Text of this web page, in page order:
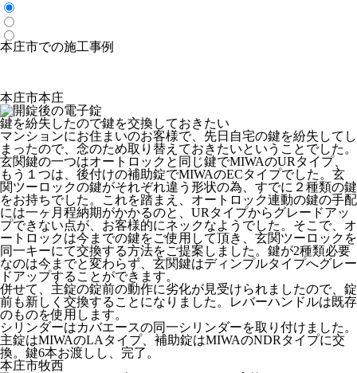
本庄市での施工事例
本庄市本庄
鍵を紛失したので鍵を交換しておきたい
マンションにお住まいのお客様で、先日自宅の鍵を紛失してし
まったので、念のため取り替えておきたいということでした。
玄関鍵の一つはオートロックと同じ鍵でMIWAのURタイプ、
もう１つは、後付けの補助錠でMIWAのECタイプでした。玄
関ツーロックの鍵がそれぞれ違う形状の為、すでに２種類の鍵
をお持ちでした。これを踏まえ、オートロック連動の鍵の手配
には一ヶ月程納期がかかるのと、URタイプからグレードアッ
プできない点が、お客様的にネックなようでした。そこで、オ
ートロックは今までの鍵をご使用して頂き、玄関ツーロックを
同一キーにて交換する方法をご提案しました。鍵が2種類必要
なのは今までと変わらず、玄関鍵はディンプルタイプへグレー
ドアップすることができます。
併せて、主錠の錠前の動作に劣化が見受けられましたので、錠
前も新しく交換することになりました。レバーハンドルは既存
のものを使用します。
シリンダーはカバエースの同一シリンダーを取り付けました。
主錠はMIWAのLAタイプ、補助錠はMIWAのNDRタイプに交
換。鍵6本お渡しし、完了。
本庄市牧西